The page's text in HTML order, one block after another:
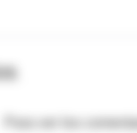
Para ver los